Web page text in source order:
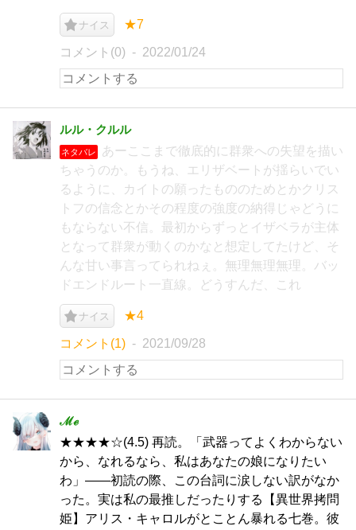
ナイス ★7
コメント(0) 2022/01/24
ルル・クルル
ネタバレ
あーここまで徹底的に群衆への失望を描い
ちゃうのか。もうね、エリザベートが揺らいでい
るように、カイトの願ったもののためとかクリス
トフの信念とかその程度の強度の納得じゃどうに
もならない不信。最初からずっとイザベラが主体
となって群衆が動くのかなと想定してたけど、そ
んな甘い事言ってられねぇ。無理無理無理。バッ
ドエンドルート一直線。どうすんだ、これ
ナイス ★4
コメント(1) 2021/09/28
ℳℯ
★★★★☆(4.5) 再読。「武器ってよくわからない
から、なれるなら、私はあなたの娘になりたい
わ」――初読の際、この台詞に涙しない訳がなか
った。実は私の最推しだったりする【異世界拷問
姫】アリス・キャロルがとことん暴れる七巻。彼